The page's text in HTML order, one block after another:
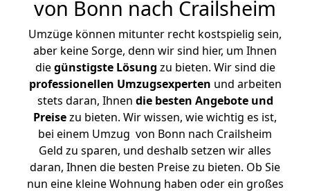
von Bonn nach Crailsheim
Umzüge können mitunter recht kostspielig sein,
aber keine Sorge, denn wir sind hier, um Ihnen
diegünstigste Lösung zu bieten. Wir sind die
professionellen Umzugsexperten und arbeiten
stets daran, Ihnen die besten Angebote und
Preisezu bieten. Wir wissen, wie wichtig es ist,
bei einem Umzug von Bonn nach Crailsheim
Geld zu sparen, und deshalb setzen wir alles
daran, Ihnen die besten Preise zu bieten. Ob Sie
nun eine kleine Wohnung haben oder ein großes